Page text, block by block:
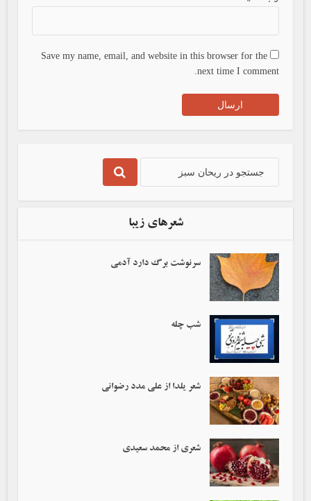
Save my name, email, and website in this browser for the
next time I comment.
شعرهای زیبا
سرنوشت برگ دارد آدمی‌
شب چله
شعر یلدا از علی مدد رضوانی
شعری از محمد سعیدی